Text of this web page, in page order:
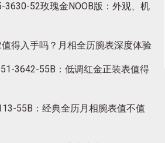
3630-52玫瑰金NOOB版：外观、机
得入手吗？月相全历腕表深度体验
3642-55B：低调红金正装表值得
55B：经典全历月相腕表值不值